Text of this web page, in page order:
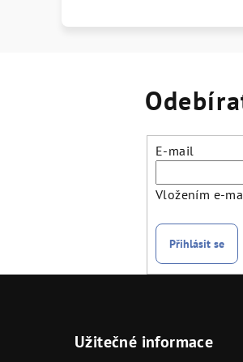
E-mail
Vložením e-
Přihlásit se
Užitečné informace